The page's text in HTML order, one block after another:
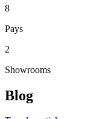
8
Pays
2
Showrooms
Blog